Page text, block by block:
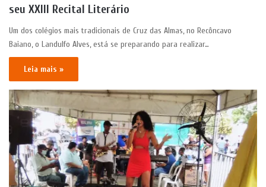
seu XXIII Recital Literário
Um dos colégios mais tradicionais de Cruz das Almas, no Recôncavo
Baiano, o Landulfo Alves, está se preparando para realizar…
Leia mais »